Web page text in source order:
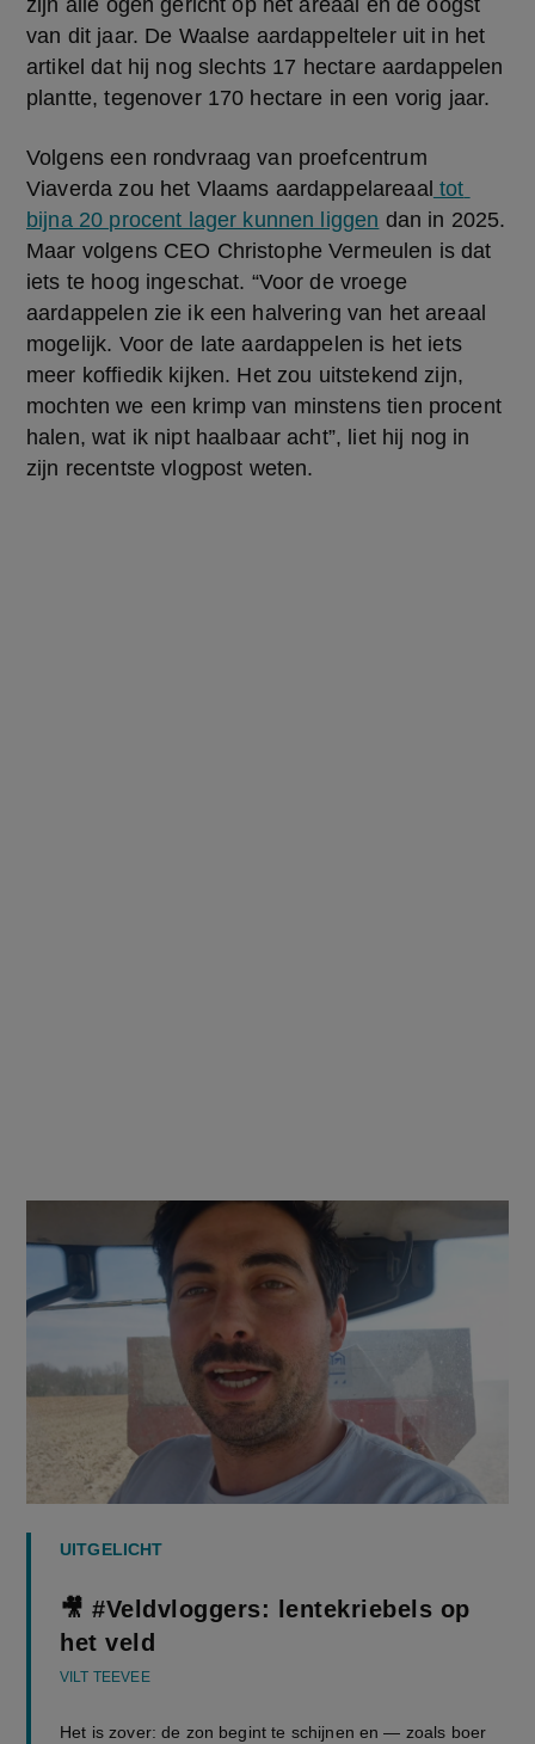
zijn alle ogen gericht op het areaal en de oogst
van dit jaar. De Waalse aardappelteler uit in het
artikel dat hij nog slechts 17 hectare aardappelen
plantte, tegenover 170 hectare in een vorig jaar.
Volgens een rondvraag van proefcentrum
Viaverda zou het Vlaams aardappelareaal tot
bijna 20 procent lager kunnen liggen dan in 2025.
Maar volgens CEO Christophe Vermeulen is dat
iets te hoog ingeschat. “Voor de vroege
aardappelen zie ik een halvering van het areaal
mogelijk. Voor de late aardappelen is het iets
meer koffiedik kijken. Het zou uitstekend zijn,
mochten we een krimp van minstens tien procent
halen, wat ik nipt haalbaar acht”, liet hij nog in
zijn recentste vlogpost weten.
UITGELICHT
🎥 #Veldvloggers: lentekriebels op
het veld
VILT TEEVEE
Het is zover: de zon begint te schijnen en — zoals boer